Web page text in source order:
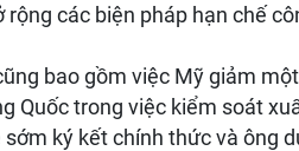
các biện pháp hạn chế
bao gồm việc Mỹ giảm
Quốc trong việc kiểm soát
ký kết chính thức và ông